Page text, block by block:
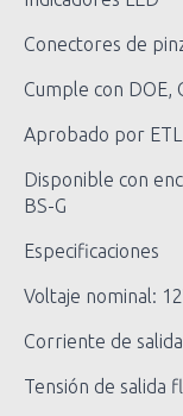
Conectores de
Cumple con DOE,
Aprobado por ETL
Disponible con
BS-G
Especificaciones
Voltaje nominal:
Corriente de
Tensión de salida